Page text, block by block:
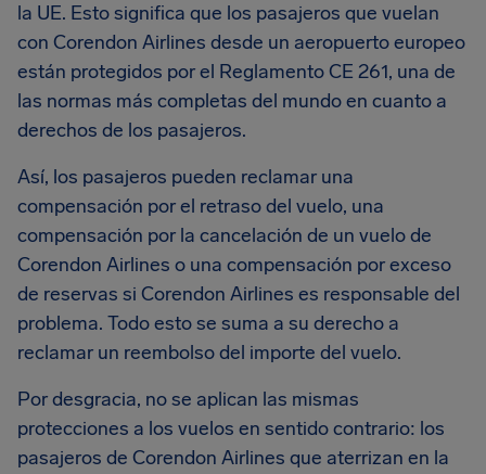
la UE. Esto significa que los pasajeros que vuelan
con Corendon Airlines desde un aeropuerto europeo
están protegidos por el Reglamento CE 261, una de
las normas más completas del mundo en cuanto a
derechos de los pasajeros.
Así, los pasajeros pueden reclamar una
compensación por el retraso del vuelo, una
compensación por la cancelación de un vuelo de
Corendon Airlines o una compensación por exceso
de reservas si Corendon Airlines es responsable del
problema. Todo esto se suma a su derecho a
reclamar un reembolso del importe del vuelo.
Por desgracia, no se aplican las mismas
protecciones a los vuelos en sentido contrario: los
pasajeros de Corendon Airlines que aterrizan en la